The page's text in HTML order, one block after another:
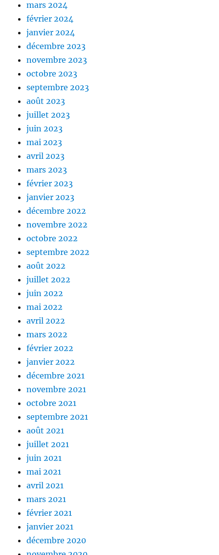
mars 2024
février 2024
janvier 2024
décembre 2023
novembre 2023
octobre 2023
septembre 2023
août 2023
juillet 2023
juin 2023
mai 2023
avril 2023
mars 2023
février 2023
janvier 2023
décembre 2022
novembre 2022
octobre 2022
septembre 2022
août 2022
juillet 2022
juin 2022
mai 2022
avril 2022
mars 2022
février 2022
janvier 2022
décembre 2021
novembre 2021
octobre 2021
septembre 2021
août 2021
juillet 2021
juin 2021
mai 2021
avril 2021
mars 2021
février 2021
janvier 2021
décembre 2020